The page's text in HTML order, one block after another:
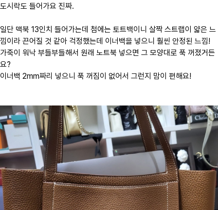
도시락도 들어가요 진짜.
일단 맥북 13인치 들어가는데 첨에는 토트백이니 살짝 스트랩이 얇은 느
낌이라 끈어질 것 같아 걱정했는데 이너백을 넣으니 훨씬 안정된 느낌!
가죽이 워낙 부들부들해서 원래 노트북 넣으면 그 모양대로 푹 꺼졌거든
요?
이너백 2mm짜리 넣으니 푹 꺼짐이 없어서 그런지 맘이 편해요!